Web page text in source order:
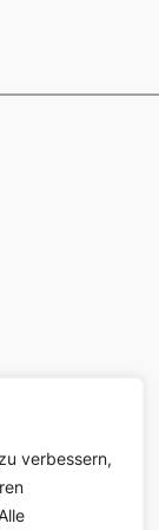
verbessern,